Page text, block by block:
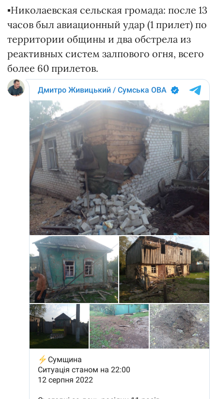
▪️Николаевская сельская громада: после 13
часов был авиационный удар (1 прилет) по
территории общины и два обстрела из
реактивных систем залпового огня, всего
более 60 прилетов.